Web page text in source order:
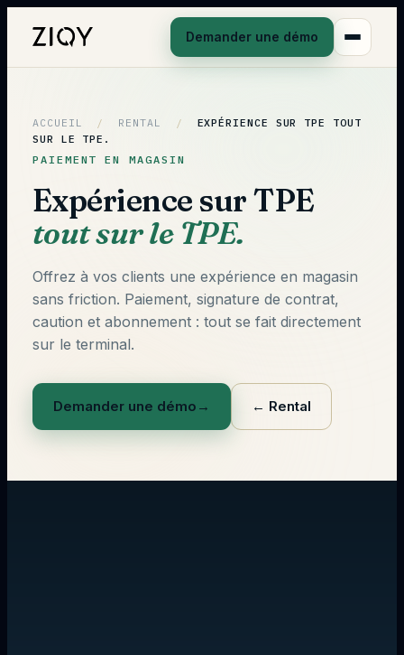
Demander une démo
ACCUEIL / RENTAL / EXPÉRIENCE SUR TPE
TOUT
SUR LE TPE.
PAIEMENT EN MAGASIN
Expérience sur TPE
tout sur le TPE.
Offrez à vos clients une expérience en magasin
sans friction. Paiement, signature de contrat,
caution et abonnement : tout se fait directement
sur le terminal.
Demander une démo → ← Rental